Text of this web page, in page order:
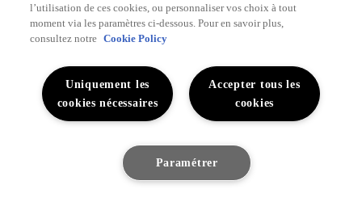
sentirez comme chez vous - avec
un grand espace pour étirer vos
jambes et un chauffage qui vous
garde au chaud quand il fait froid
l’utilisation de ces cookies, ou personnaliser vos choix à tout
moment via les paramètres ci-dessous. Pour en savoir plus,
consultez notre Cookie Policy
Accepter tous les
cookies
Uniquement les
cookies nécessaires
Paramétrer